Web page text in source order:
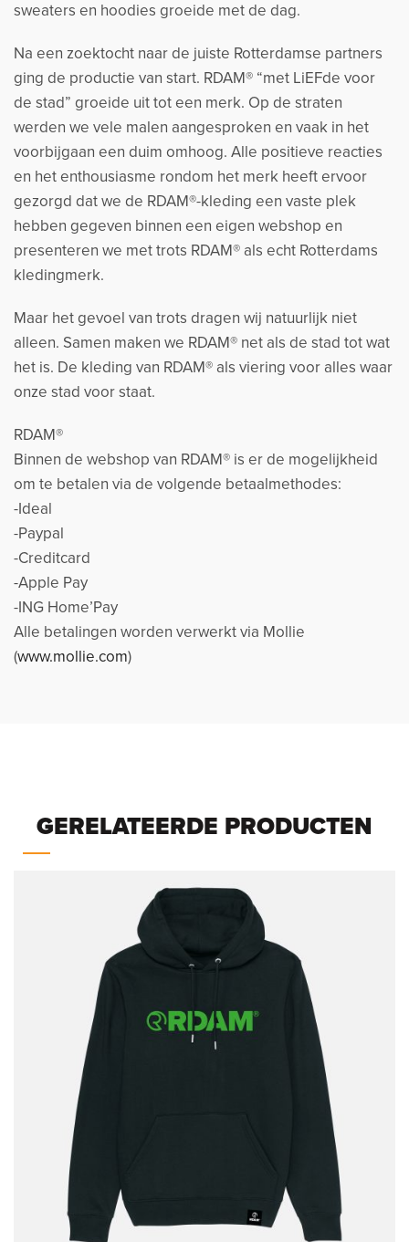
sweaters en hoodies groeide met de dag.
Na een zoektocht naar de juiste Rotterdamse partners
ging de productie van start. RDAM® “met LiEFde voor
de stad” groeide uit tot een merk. Op de straten
werden we vele malen aangesproken en vaak in het
voorbijgaan een duim omhoog. Alle positieve reacties
en het enthousiasme rondom het merk heeft ervoor
gezorgd dat we de RDAM®-kleding een vaste plek
hebben gegeven binnen een eigen webshop en
presenteren we met trots RDAM® als echt Rotterdams
kledingmerk.
Maar het gevoel van trots dragen wij natuurlijk niet
alleen. Samen maken we RDAM® net als de stad tot wat
het is. De kleding van RDAM® als viering voor alles waar
onze stad voor staat.
RDAM®
Binnen de webshop van RDAM® is er de mogelijkheid
om te betalen via de volgende betaalmethodes:
-Ideal
-Paypal
-Creditcard
-Apple Pay
-ING Home’Pay
Alle betalingen worden verwerkt via Mollie
(www.mollie.com)
GERELATEERDE PRODUCTEN